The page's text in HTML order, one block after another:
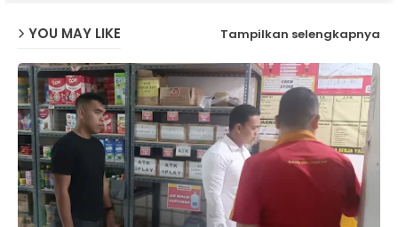
YOU MAY LIKE Tampilkan selengkapnya